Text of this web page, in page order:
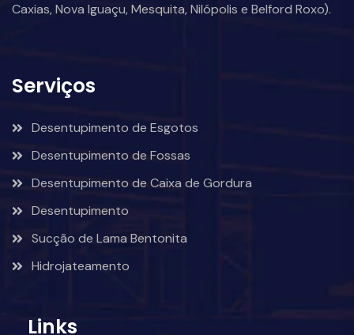
Caxias, Nova Iguaçu, Mesquita, Nilópolis e Belford Roxo).
Serviços
Desentupimento de Esgotos
Desentupimento de Fossas
Desentupimento de Caixa de Gordura
Desentupimento
Sucção de Lama Bentonita
Hidrojateamento
Links